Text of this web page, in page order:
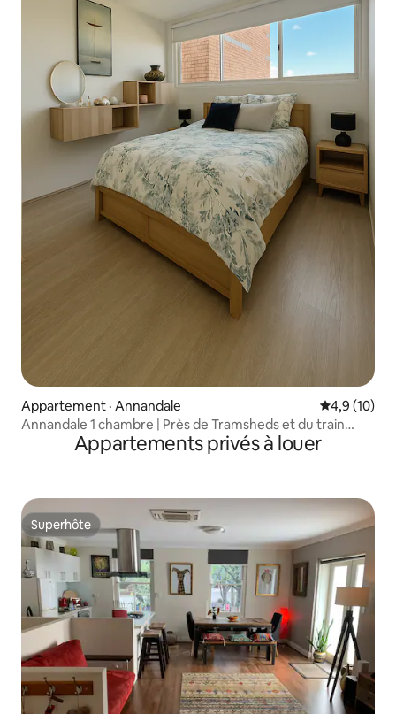
Appartement · Annandale Note
4,9 (10)
Annandale 1 chambre | Près de Tramsheds et du train
Appartements privés à louer
Superhôte
Superhôte